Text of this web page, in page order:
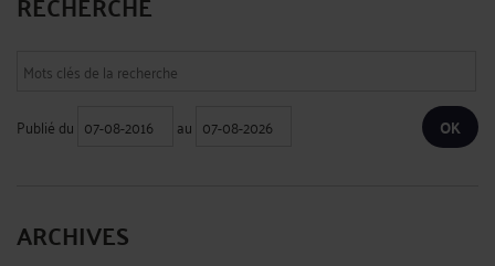
Publié du au
ARCHIVES